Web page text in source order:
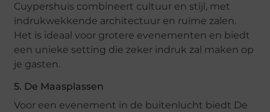
Cuypershuis combineert cultuur en stijl, met
indrukwekkende architectuur en ruime zalen.
Het is ideaal voor grotere evenementen en biedt
een unieke setting die zeker indruk zal maken op
je gasten.
5. De Maasplassen
Voor een evenement in de buitenlucht biedt De